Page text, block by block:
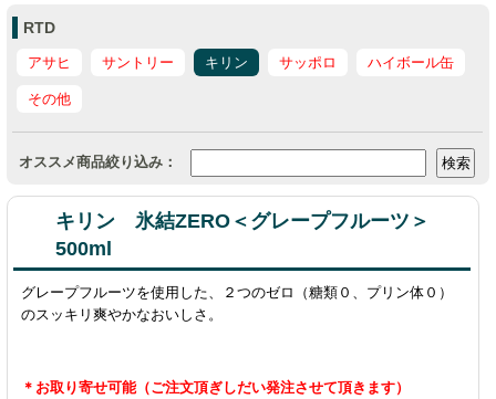
RTD
アサヒ サントリー キリン サッポロ ハイボール缶
その他
オススメ商品絞り込み：
キリン 氷結ZERO＜グレープフルーツ＞
500ml
グレープフルーツを使用した、２つのゼロ（糖類０、プリン体０）
のスッキリ爽やかなおいしさ。
＊お取り寄せ可能（ご注文頂ぎしだい発注させて頂きます）